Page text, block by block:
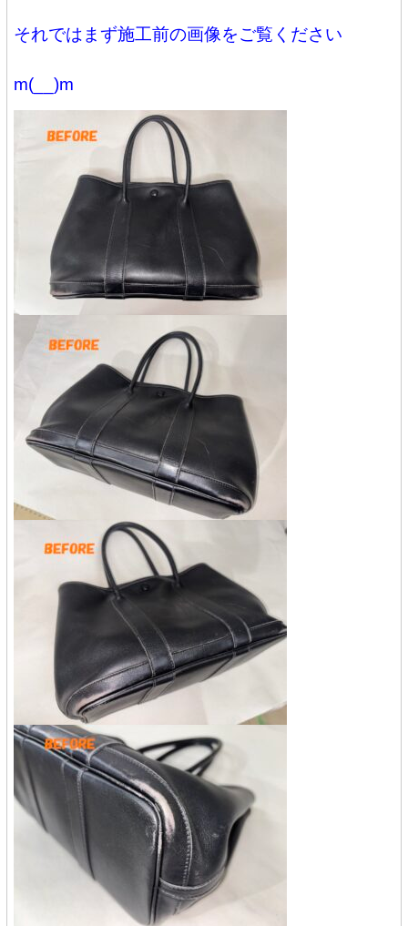
それではまず施工前の画像をご覧ください
m(__)m